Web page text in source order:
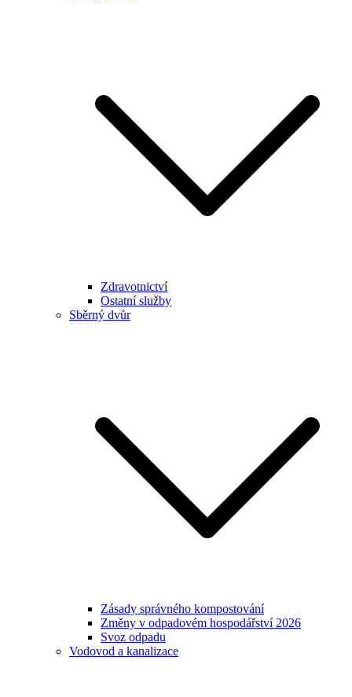
Zdravotnictví
Ostatní služby
Sběrný dvůr
Zásady správného kompostování
Změny v odpadovém hospodářství 2026
Svoz odpadu
Vodovod a kanalizace